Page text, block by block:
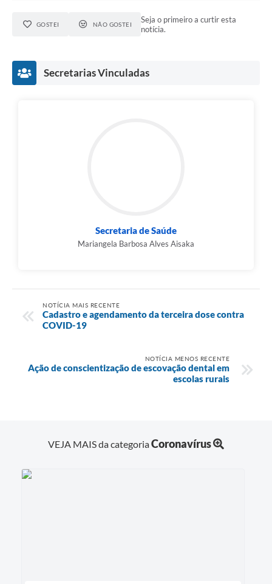
GOSTEI NÃO GOSTEI
Seja o primeiro a curtir esta
notícia.
Secretarias Vinculadas
Secretaria de Saúde
Mariangela Barbosa Alves Aisaka
NOTÍCIA MAIS RECENTE
Cadastro e agendamento da terceira dose contra
COVID-19
NOTÍCIA MENOS RECENTE
Ação de conscientização de escovação dental em
escolas rurais
VEJA MAIS da categoriaCoronavírus